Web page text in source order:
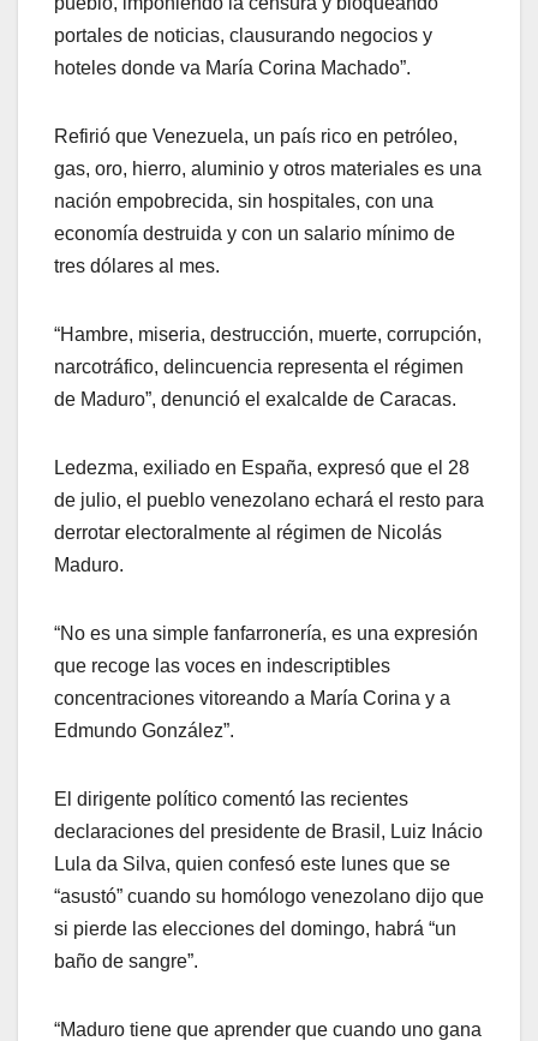
portales de noticias, clausurando negocios y
hoteles donde va María Corina Machado”.
Refirió que Venezuela, un país rico en petróleo,
gas, oro, hierro, aluminio y otros materiales es una
nación empobrecida, sin hospitales, con una
economía destruida y con un salario mínimo de
tres dólares al mes.
“Hambre, miseria, destrucción, muerte, corrupción,
narcotráfico, delincuencia representa el régimen
de Maduro”, denunció el exalcalde de Caracas.
Ledezma, exiliado en España, expresó que el 28
de julio, el pueblo venezolano echará el resto para
derrotar electoralmente al régimen de Nicolás
Maduro.
“No es una simple fanfarronería, es una expresión
que recoge las voces en indescriptibles
concentraciones vitoreando a María Corina y a
Edmundo González”.
El dirigente político comentó las recientes
declaraciones del presidente de Brasil, Luiz Inácio
Lula da Silva, quien confesó este lunes que se
“asustó” cuando su homólogo venezolano dijo que
si pierde las elecciones del domingo, habrá “un
baño de sangre”.
“Maduro tiene que aprender que cuando uno gana